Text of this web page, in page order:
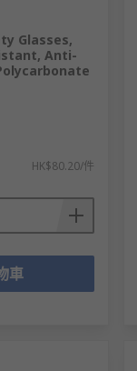
Glasses,
Anti-
HK$80.20/件
車